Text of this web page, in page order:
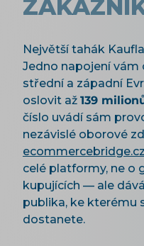
Největší tahák
Jedno napojení vám
střední a západní
oslovit až 139
číslo uvádí sám
nezávislé oborové
ecommercebridge.cz
celé platformy, ne o
kupujících — ale
publika, ke kterému
dostanete.